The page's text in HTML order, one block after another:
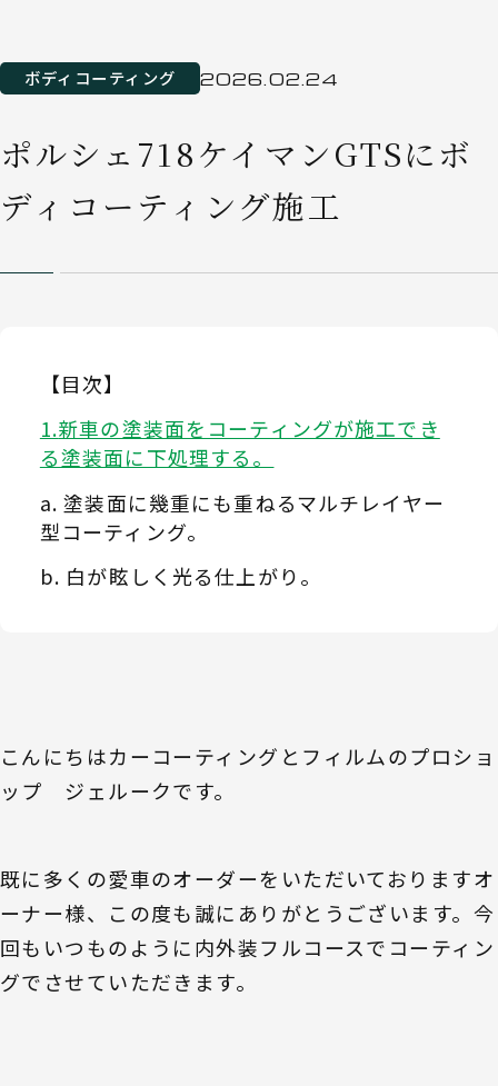
ボディコーティング 2026.02.24
ポルシェ718ケイマンGTSにボ
ディコーティング施工
【目次】
新車の塗装面をコーティングが施工でき
る塗装面に下処理する。
塗装面に幾重にも重ねるマルチレイヤー
型コーティング。
白が眩しく光る仕上がり。
こんにちはカーコーティングとフィルムのプロショ
ップ ジェルークです。
既に多くの愛車のオーダーをいただいておりますオ
ーナー様、この度も誠にありがとうございます。今
回もいつものように内外装フルコースでコーティン
グでさせていただきます。